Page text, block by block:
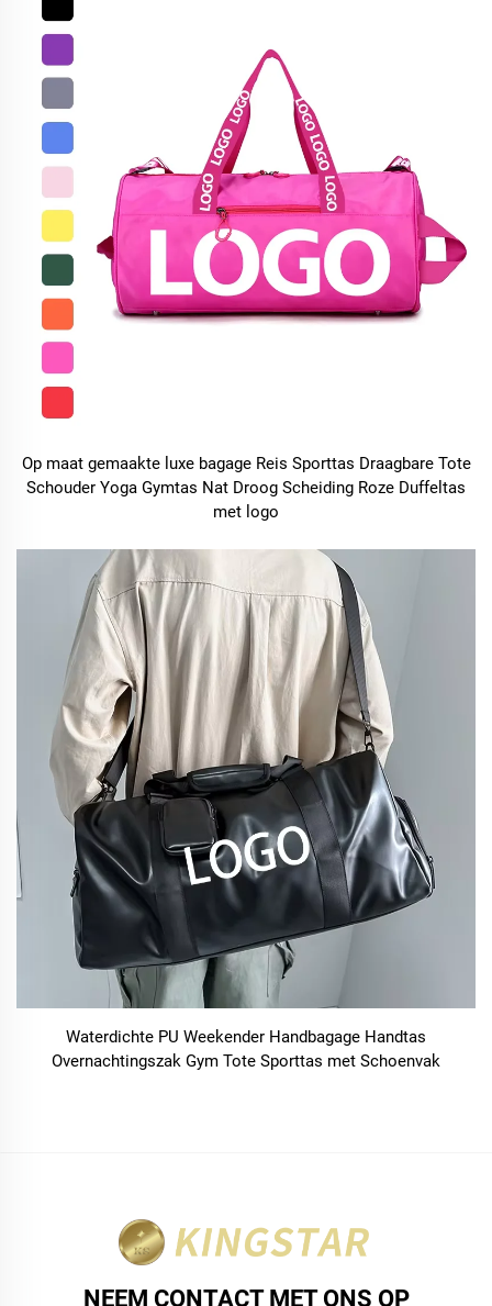
Op maat gemaakte luxe bagage Reis Sporttas Draagbare Tote
Schouder Yoga Gymtas Nat Droog Scheiding Roze Duffeltas
met logo
Waterdichte PU Weekender Handbagage Handtas
Overnachtingszak Gym Tote Sporttas met Schoenvak
NEEM CONTACT MET ONS OP